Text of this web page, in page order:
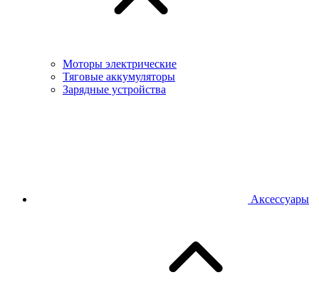
Моторы электрические
Тяговые аккумуляторы
Зарядные устройства
Аксессуары